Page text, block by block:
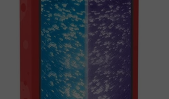
MEBLE CORTECH
OBUDOWA OCHRONNA TV
OSŁONA GRZEJNIKA
SZAFKI PRZYŁÓŻKOWE
MEBLE WIĘZIENNE